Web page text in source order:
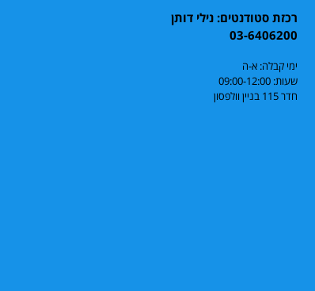
רכזת סטודנטים: נילי דותן
03-6406200
ימי קבלה: א-ה
שעות: 09:00-12:00
חדר 115 בניין וולפסון